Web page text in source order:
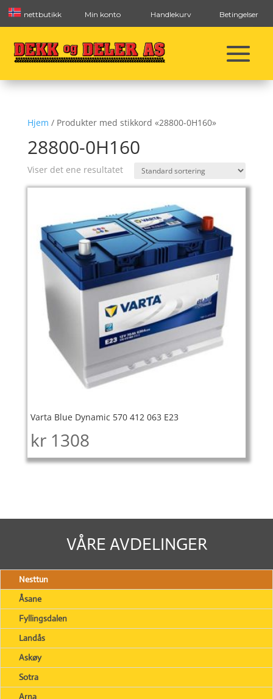
nettbutikk Min konto Handlekurv Betingelser
Hjem / Produkter med stikkord «28800-0H160»
28800-0H160
Viser det ene resultatet
Varta Blue Dynamic 570 412 063 E23
kr 1308
VÅRE AVDELINGER
Nesttun
Åsane
Fyllingsdalen
Landås
Askøy
Sotra
Arna